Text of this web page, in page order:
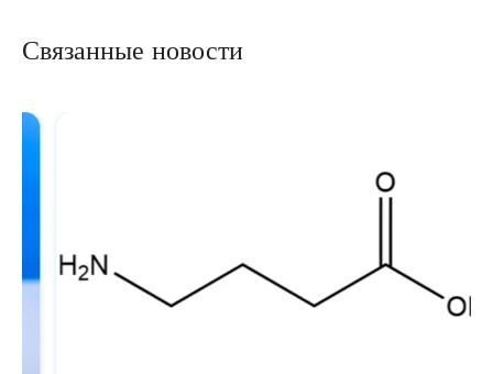
решение CASOV
Связанные новости